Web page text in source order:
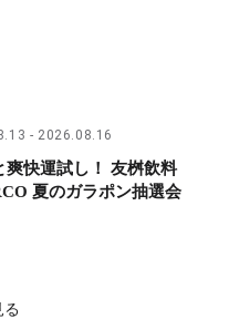
2026.08.16
爽快運試し！ 友桝飲料
夏のガラポン抽選会
る